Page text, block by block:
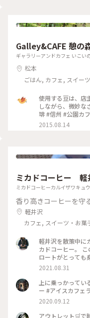
の袋もとっても素
ト #桃 #ことりっ
Galley&CAFE 憩の
ギャラリーアンドカフェ いこい
松本
ごはん, カフェ, スイー
使用する豆は、店
しながら、微妙な
琲 #信州 #公園カ
2015.08.14
ミカドコーヒー 軽
ミカドコーヒーカルイザワキュ
香り高きコーヒーを守
軽井沢
カフェ, スイーツ・お菓
軽井沢を散策中に
カドコーヒー。
2021.08.31
上に乗っかっているクッ
ー #アイスカフェ
2020.09.12
アウトレット🛒で